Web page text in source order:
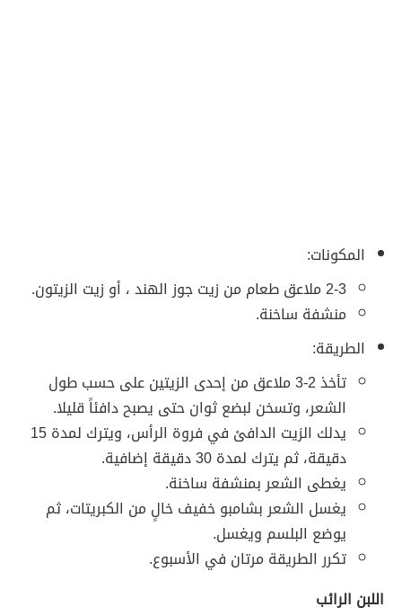
المكونات:
2-3 ملاعق طعام من زيت جوز الهند ، أو زيت الزيتون.
منشفة ساخنة.
الطريقة:
تأخذ 2-3 ملاعق من إحدى الزيتين على حسب طول
الشعر، وتسخن لبضع ثوان حتى يصبح دافئاً قليلا.
يدلك الزيت الدافئ في فروة الرأس، ويترك لمدة 15
دقيقة، ثم يترك لمدة 30 دقيقة إضافية.
يغطى الشعر بمنشفة ساخنة.
يغسل الشعر بشامبو خفيف خالٍ من الكبريتات، ثم
يوضع البلسم ويغسل.
تكرر الطريقة مرتان في الأسبوع.
اللبن الرائب